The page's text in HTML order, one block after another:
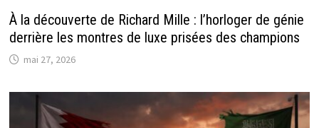
À la découverte de Richard Mille : l’horloger de génie
derrière les montres de luxe prisées des champions
mai 27, 2026